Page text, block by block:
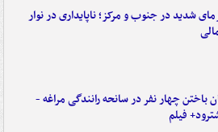
شدید در جنوب و مرکز؛ ناپایداری در نوار
باختن چهار نفر در سانحه رانندگی مراغه -
فیلم